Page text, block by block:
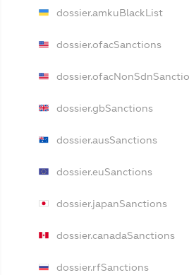
dossier.amkuBlackList
dossier.ofacSanctions
dossier.gbSanctions
dossier.ausSanctions
dossier.euSanctions
dossier.japanSanctions
dossier.canadaSanctions
dossier.rfSanctions